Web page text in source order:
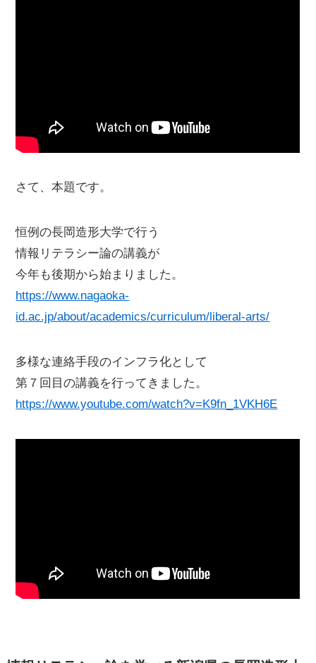
さて、本題です。
恒例の長岡造形大学で行う
情報リテラシー論の講義が
今年も後期から始まりました。
https://www.nagaoka-
id.ac.jp/about/academics/curriculum/liberal-arts/
多様な連絡手段のインフラ化として
第７回目の講義を行ってきました。
https://www.youtube.com/watch?v=K9fn_1VKH6E